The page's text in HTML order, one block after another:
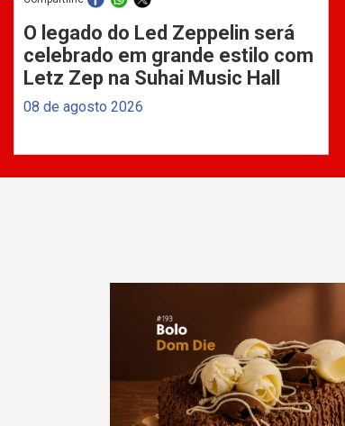
O legado do Led Zeppelin será
celebrado em grande estilo com
Letz Zep na Suhai Music Hall
08 de agosto 2026